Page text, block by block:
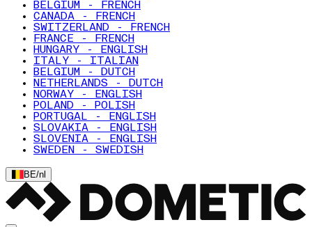
BELGIUM - FRENCH
CANADA - FRENCH
SWITZERLAND - FRENCH
FRANCE - FRENCH
HUNGARY - ENGLISH
ITALY - ITALIAN
BELGIUM - DUTCH
NETHERLANDS - DUTCH
NORWAY - ENGLISH
POLAND - POLISH
PORTUGAL - ENGLISH
SLOVAKIA - ENGLISH
SLOVENIA - ENGLISH
SWEDEN - SWEDISH
BE/nl